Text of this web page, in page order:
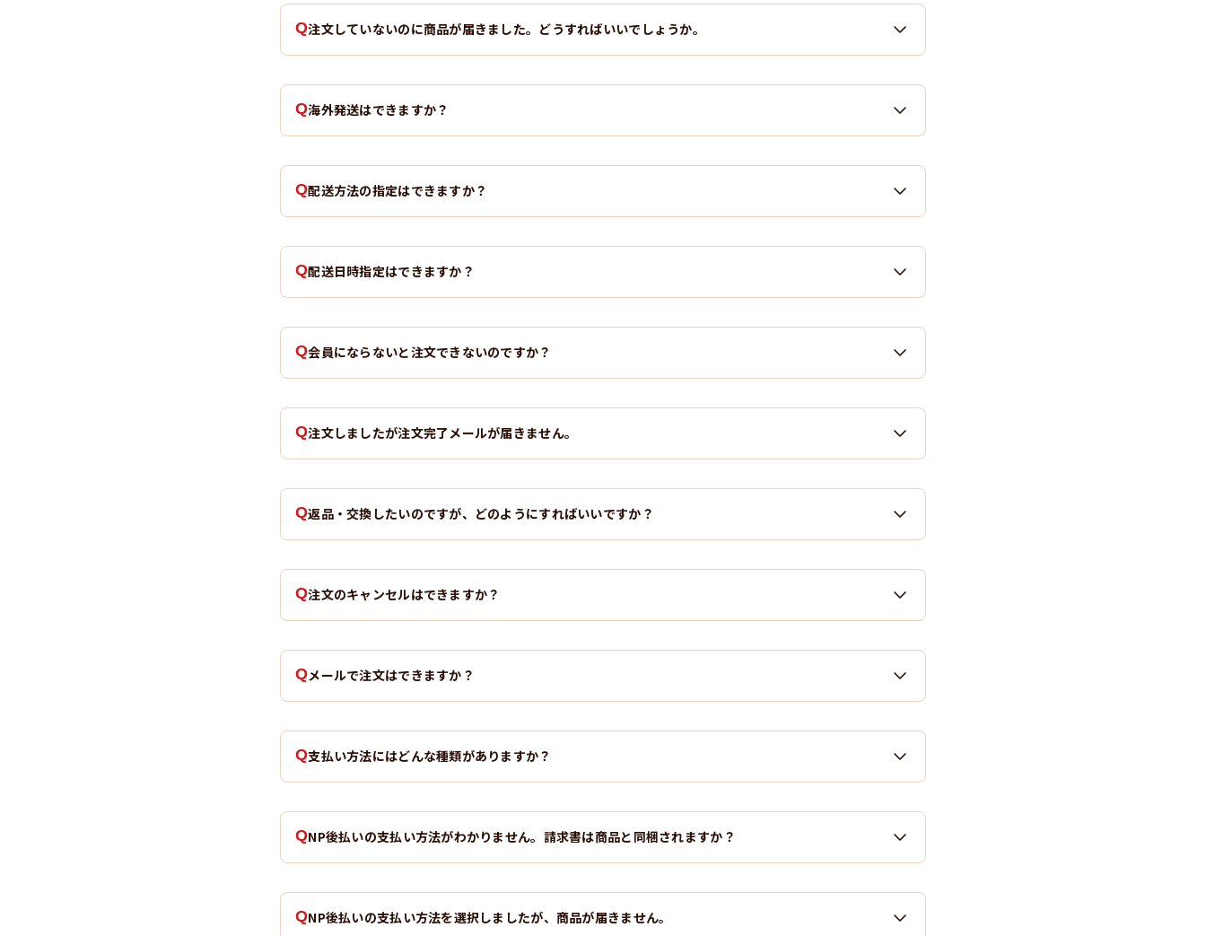
注文していないのに商品が届きました。どうすればいいでしょうか。
海外発送はできますか？
配送方法の指定はできますか？
配送日時指定はできますか？
会員にならないと注文できないのですか？
注文しましたが注文完了メールが届きません。
返品・交換したいのですが、どのようにすればいいですか？
注文のキャンセルはできますか？
メールで注文はできますか？
支払い方法にはどんな種類がありますか？
NP後払いの支払い方法がわかりません。請求書は商品と同梱されますか？
NP後払いの支払い方法を選択しましたが、商品が届きません。